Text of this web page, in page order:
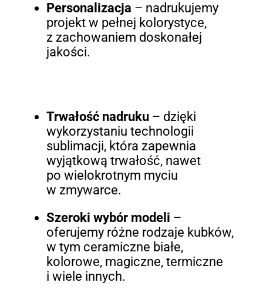
Personalizacja – nadrukujemy
projekt w pełnej kolorystyce,
z zachowaniem doskonałej
jakości.
Trwałość nadruku– dzięki
wykorzystaniu technologii
sublimacji, która zapewnia
wyjątkową trwałość, nawet
po wielokrotnym myciu
w zmywarce.
Szeroki wybór modeli –
oferujemy różne rodzaje kubków,
w tym ceramiczne białe,
kolorowe, magiczne, termiczne
i wiele innych.